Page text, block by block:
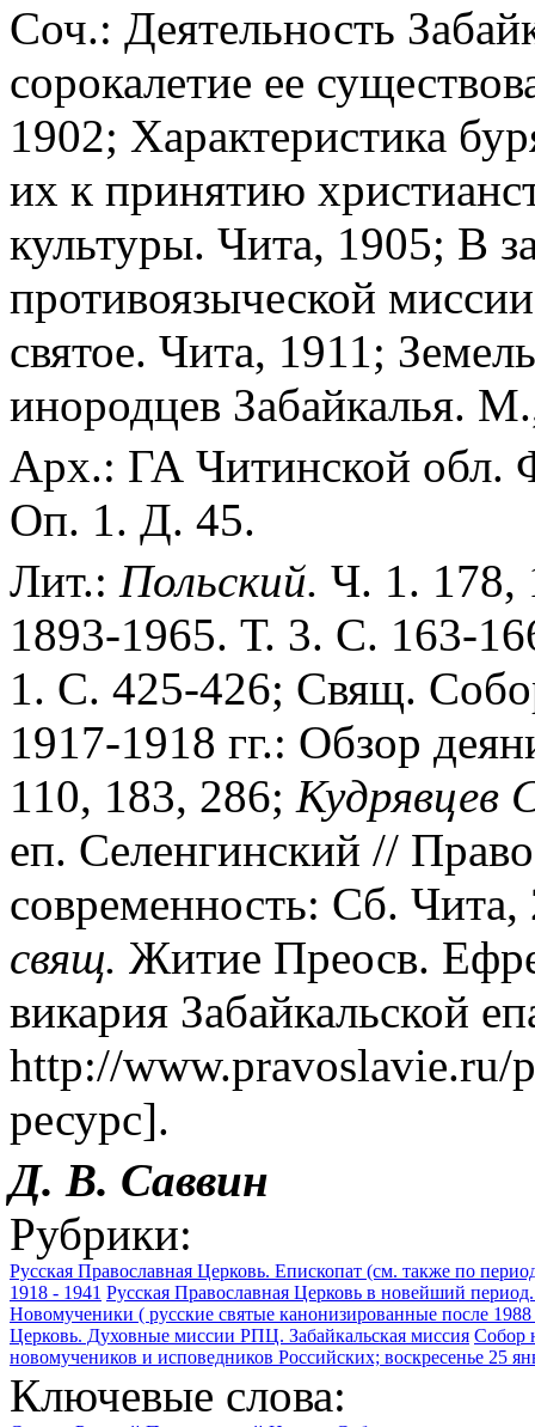
Соч.: Деятельность
сорокалетие ее
1902; Характеристика
их к принятию
культуры. Чита, 1905; В
противоязыческой
святое. Чита, 1911;
инородцев Забайкалья.
Арх.: ГА Читинской
Оп. 1. Д. 45.
Лит.: Польский. Ч. 1. 178,
1893-1965. Т. 3. С. 163-
1. С. 425-426; Свящ.
1917-1918 гг.: Обзор
110, 183, 286; Кудрявцев
еп. Селенгинский //
современность: Сб.
свящ. Житие Преосв.
викария Забайкальской
http://www.pravoslavie.ru/
ресурс].
Д. В. Саввин
Рубрики:
Русская Православная Церковь. Епископат (см. также по
1918 - 1941 Русская Православная Церковь в новейший
Новомученики ( русские святые канонизированные после 1988
Церковь. Духовные миссии РПЦ. Забайкальская миссия Собор
новомучеников и исповедников Российских; воскресенье 25
Ключевые слова: